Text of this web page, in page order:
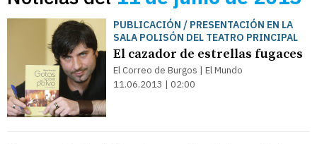
PUBLICACIÓN / PRESENTACIÓN EN LA
SALA POLISÓN DEL TEATRO PRINCIPAL
El cazador de estrellas fugaces
El Correo de Burgos | El Mundo
11.06.2013 | 02:00